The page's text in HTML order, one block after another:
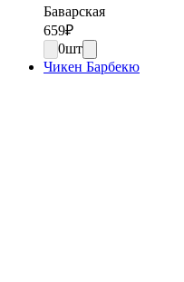
Баварская
659₽
0шт
Чикен Барбекю